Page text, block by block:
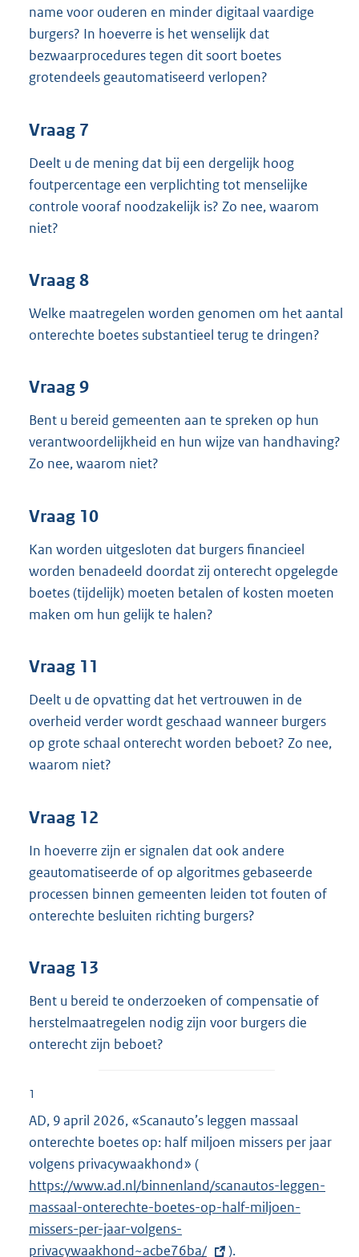
name voor ouderen en minder digitaal vaardige
burgers? In hoeverre is het wenselijk dat
bezwaarprocedures tegen dit soort boetes
grotendeels geautomatiseerd verlopen?
Vraag 7
Deelt u de mening dat bij een dergelijk hoog
foutpercentage een verplichting tot menselijke
controle vooraf noodzakelijk is? Zo nee, waarom
niet?
Vraag 8
Welke maatregelen worden genomen om het aantal
onterechte boetes substantieel terug te dringen?
Vraag 9
Bent u bereid gemeenten aan te spreken op hun
verantwoordelijkheid en hun wijze van handhaving?
Zo nee, waarom niet?
Vraag 10
Kan worden uitgesloten dat burgers financieel
worden benadeeld doordat zij onterecht opgelegde
boetes (tijdelijk) moeten betalen of kosten moeten
maken om hun gelijk te halen?
Vraag 11
Deelt u de opvatting dat het vertrouwen in de
overheid verder wordt geschaad wanneer burgers
op grote schaal onterecht worden beboet? Zo nee,
waarom niet?
Vraag 12
In hoeverre zijn er signalen dat ook andere
geautomatiseerde of op algoritmes gebaseerde
processen binnen gemeenten leiden tot fouten of
onterechte besluiten richting burgers?
Vraag 13
Bent u bereid te onderzoeken of compensatie of
herstelmaatregelen nodig zijn voor burgers die
onterecht zijn beboet?
1
AD, 9 april 2026, «Scanauto’s leggen massaal
onterechte boetes op: half miljoen missers per jaar
volgens privacywaakhond» (
x
t
r
https://www.ad.nl/binnenland/scanautos-leggen-
massaal-onterechte-boetes-op-half-miljoen-
missers-per-jaar-volgens-
privacywaakhond~acbe76ba/
).